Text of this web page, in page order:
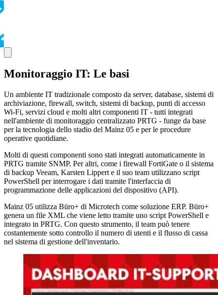
Monitoraggio IT: Le basi
Un ambiente IT tradizionale composto da server, database, sistemi di
archiviazione, firewall, switch, sistemi di backup, punti di accesso
Wi-Fi, servizi cloud e molti altri componenti IT - tutti integrati
nell'ambiente di monitoraggio centralizzato PRTG - funge da base
per la tecnologia dello stadio del Mainz 05 e per le procedure
operative quotidiane.
Molti di questi componenti sono stati integrati automaticamente in
PRTG tramite SNMP. Per altri, come i firewall FortiGate o il sistema
di backup Veeam, Karsten Lippert e il suo team utilizzano script
PowerShell per interrogare i dati tramite l'interfaccia di
programmazione delle applicazioni del dispositivo (API).
Mainz 05 utilizza Büro+ di Microtech come soluzione ERP. Büro+
genera un file XML che viene letto tramite uno script PowerShell e
integrato in PRTG. Con questo strumento, il team può tenere
costantemente sotto controllo il numero di utenti e il flusso di cassa
nel sistema di gestione dell'inventario.